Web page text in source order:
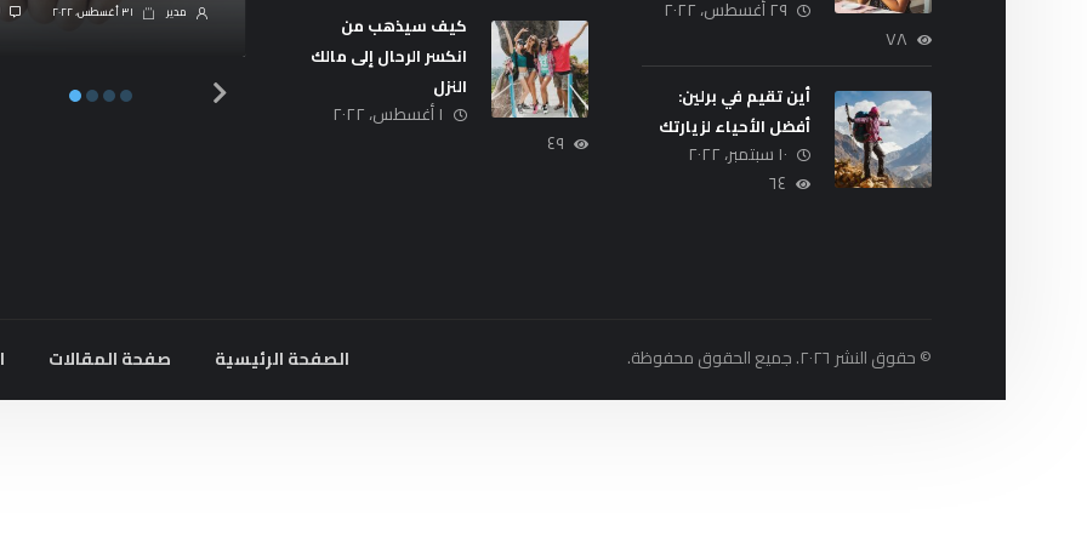
٢٩ أغسطس، ٢٠٢٢
٧٨
أين تقيم في برلين:
أفضل الأحياء لزيارتك
١٠ سبتمبر، ٢٠٢٢
٦٤
كيف سيذهب من
انكسر الرحال إلى مالك
النزل
١ أغسطس، ٢٠٢٢
٤٩
٣١ أغسطس، ٢٠٢٢ مدیر ١٣ أغسطس، ٢٠٢٢ مدیر 0
© حقوق النشر ٢٠٢٦. جميع الحقوق محفوظة. الصفحة الرئيسية صفحة المقالات